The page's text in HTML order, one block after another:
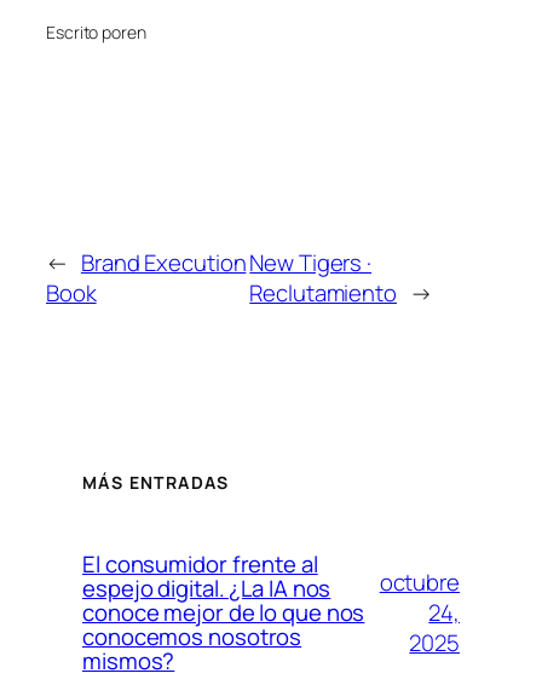
Escrito poren
← Brand Execution
Book
New Tigers ·
Reclutamiento →
MÁS ENTRADAS
El consumidor frente al
espejo digital. ¿La IA nos
conoce mejor de lo que nos
conocemos nosotros
mismos?
octubre
24,
2025